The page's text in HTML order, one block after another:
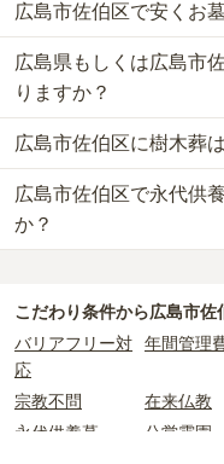
広島市佐伯区での購入費用
養墓が約41万円です。
一般墓を建てる場合は、「
2つが主な費用となります。
広島市佐伯区の一般墓の永
島県の平均 164.8万円です
素材によって変わります。
樹木葬・納骨堂・永代供養
使用料のみかかります。
・ 開眼法要の費用 ：お墓を
用。僧侶に渡すお布施が
・
：お墓に
すお布施、会食などの費用
・年間管理費
：お墓の管
広島市佐伯区で安くお
広島市佐伯区 で一番安価な
里」 の永代供養墓
一般的に最も費用を抑え
する「合祀墓（ごうしぼ）
比べて省スペースで管理
されています。
価格の目安は、1名あたり5
替えてお墓を探すのがおす
広島県もしくは広島市
りますか？
広島市佐伯区には、広島県
霊園が1件あります。
広島市営 杉並台墓苑がそ
公営霊園は民営の霊園と
主な条件として、遺骨がす
上住んでいるなどが挙げら
条件を満たさない場合は
め、事前の確認が重要です。
契約条件の詳細は、各霊園
よりお問い合わせください。
広島市佐伯区に樹木葬
広島市佐伯区には、樹木葬
自然葬をお考えの場合は、
広島市佐伯区で永代供
か？
詳しくは、広島市佐伯区の
こだわり条件から広島市佐
バリアフリー対
応
年間管理
宗教不問
在来仏教
永代供養墓
公営霊園